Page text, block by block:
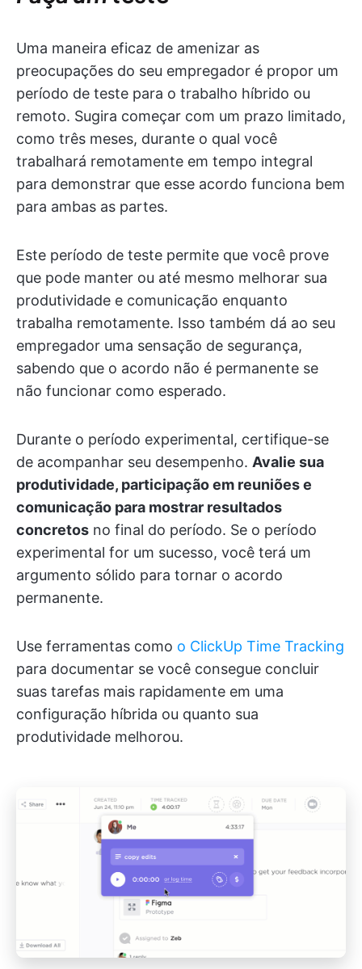
Uma maneira eficaz de amenizar as
preocupações do seu empregador é propor um
período de teste para o trabalho híbrido ou
remoto. Sugira começar com um prazo limitado,
como três meses, durante o qual você
trabalhará remotamente em tempo integral
para demonstrar que esse acordo funciona bem
para ambas as partes.
Este período de teste permite que você prove
que pode manter ou até mesmo melhorar sua
produtividade e comunicação enquanto
trabalha remotamente. Isso também dá ao seu
empregador uma sensação de segurança,
sabendo que o acordo não é permanente se
não funcionar como esperado.
Durante o período experimental, certifique-se
de acompanhar seu desempenho. Avalie sua
produtividade, participação em reuniões e
comunicação para mostrar resultados
concretos no final do período. Se o período
experimental for um sucesso, você terá um
argumento sólido para tornar o acordo
permanente.
Use ferramentas como o ClickUp Time Tracking
para documentar se você consegue concluir
suas tarefas mais rapidamente em uma
configuração híbrida ou quanto sua
produtividade melhorou.